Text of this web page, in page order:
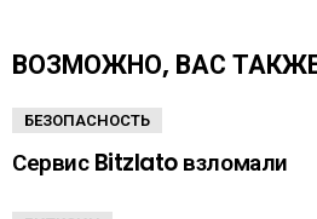
щ
ВОЗМОЖНО, ВАС
БЕЗОПАСНОСТЬ
Сервис Bitzlato взломали